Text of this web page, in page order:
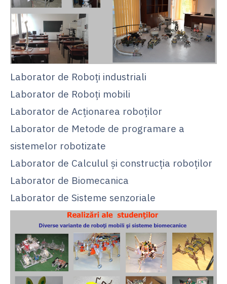
Laborator de Roboţi industriali
Laborator de Roboţi mobili
Laborator de Acţionarea roboţilor
Laborator de Metode de programare a
sistemelor robotizate
Laborator de Calculul şi construcţia roboţilor
Laborator de Biomecanica
Laborator de Sisteme senzoriale